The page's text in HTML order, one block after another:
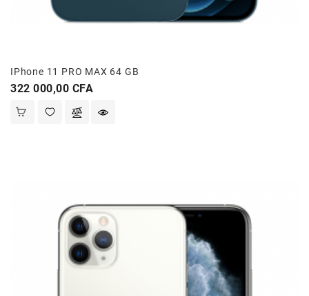
IPhone 11 PRO MAX 64 GB
Prix
322 000,00 CFA